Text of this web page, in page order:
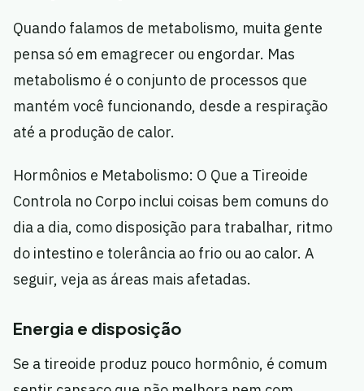
Quando falamos de metabolismo, muita gente
pensa só em emagrecer ou engordar. Mas
metabolismo é o conjunto de processos que
mantém você funcionando, desde a respiração
até a produção de calor.
Hormônios e Metabolismo: O Que a Tireoide
Controla no Corpo inclui coisas bem comuns do
dia a dia, como disposição para trabalhar, ritmo
do intestino e tolerância ao frio ou ao calor. A
seguir, veja as áreas mais afetadas.
Energia e disposição
Se a tireoide produz pouco hormônio, é comum